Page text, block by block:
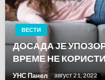
ВЕСТИ
ДОСАДА ЈЕ
ВРЕМЕ НЕ
УНС Панел август 21, 2022